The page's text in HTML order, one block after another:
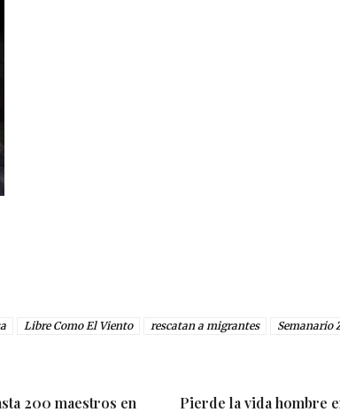
Libre Como El Viento rescatan a migrantes Semanario
200 maestros en
Pierde la vida hombre